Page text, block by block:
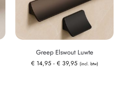
Greep Elswout Luwte
€14,95 - €39,95 (incl. btw)